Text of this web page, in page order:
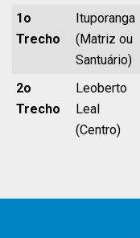
1o
Trecho
Ituporanga
(Matriz ou
Santuário)
2o
Trecho
Leoberto
Leal
(Centro)